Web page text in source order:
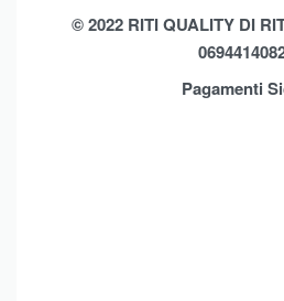
Shop
Privacy Policy
© 2022 RITI QUALITY DI
Pagamenti